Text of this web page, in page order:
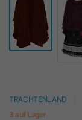
TRACHTENLAND
3 auf Lager